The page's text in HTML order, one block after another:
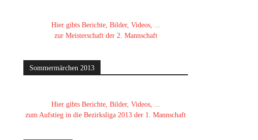
Hier gibts Berichte, Bilder, Videos, ...
zur Meisterschaft der 2. Mannschaft
Sommermärchen 2013
Hier gibts Berichte, Bilder, Videos, ...
zum Aufstieg in die Bezirksliga 2013 der 1. Mannschaft